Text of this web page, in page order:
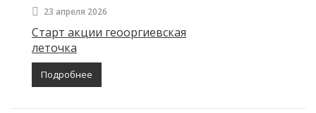
23 апреля 2026
Старт акции геооргиевская
леточка
Подробнее